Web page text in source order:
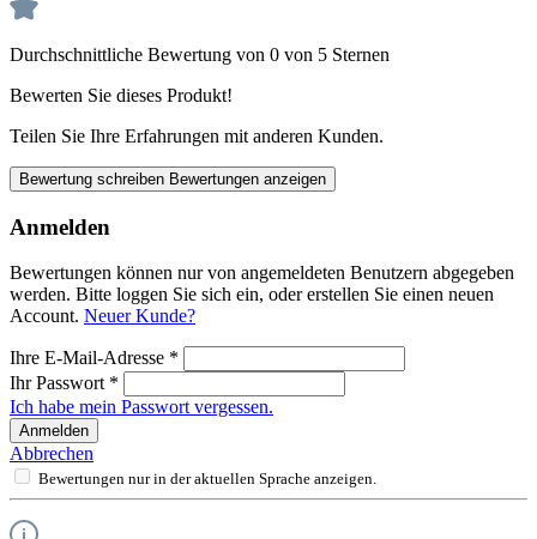
Durchschnittliche Bewertung von 0 von 5 Sternen
Bewerten Sie dieses Produkt!
Teilen Sie Ihre Erfahrungen mit anderen Kunden.
Bewertung schreiben Bewertungen anzeigen
Anmelden
Bewertungen können nur von angemeldeten Benutzern abgegeben
werden. Bitte loggen Sie sich ein, oder erstellen Sie einen neuen
Account. Neuer Kunde?
Ihre E-Mail-Adresse *
Ihr Passwort *
Ich habe mein Passwort vergessen.
Anmelden
Abbrechen
Bewertungen nur in der aktuellen Sprache anzeigen.